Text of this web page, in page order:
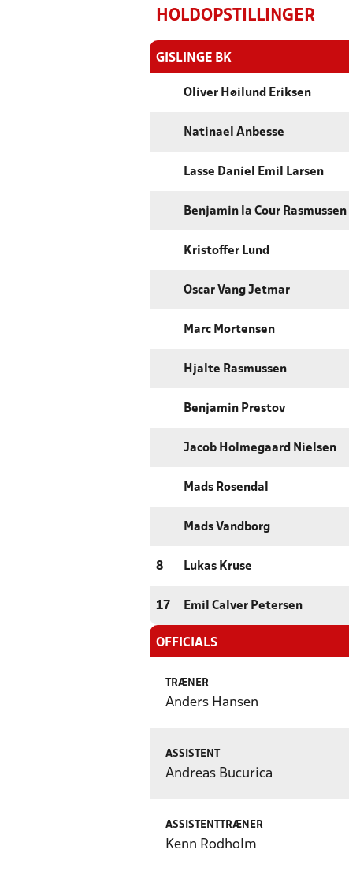
HOLDOPSTILLINGER
GISLINGE BK
Oliver Høilund Eriksen
Natinael Anbesse
Lasse Daniel Emil Larsen
Benjamin la Cour Rasmussen
Kristoffer Lund
Oscar Vang Jetmar
Marc Mortensen
Hjalte Rasmussen
Benjamin Prestov
Jacob Holmegaard Nielsen
Mads Rosendal
Mads Vandborg
8 Lukas Kruse
17 Emil Calver Petersen
OFFICIALS
TRÆNER
Anders Hansen
ASSISTENT
Andreas Bucurica
ASSISTENTTRÆNER
Kenn Rodholm